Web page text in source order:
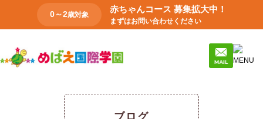
0～2歳対象
赤ちゃんコース 募集拡大中！
まずはお問い合わせください
ブログ